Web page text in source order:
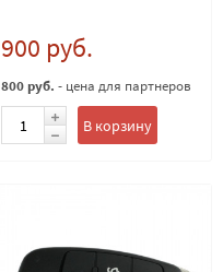
900 руб.
800 руб. - цена для партнеров
В корзину